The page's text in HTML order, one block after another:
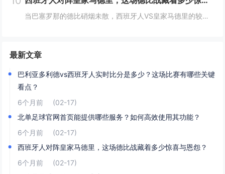
当巴塞罗那的德比硝烟未散，西班牙人VS皇家马德里的较量同样牵动着西甲球迷的心，这场对决不止是积分榜上的博弈，更是加泰罗尼亚“黑马”与马德里“银河战舰”的风格碰撞，背后藏着历史恩怨、战术博弈与球星闪光的多重看点。 历史交锋：皇马的统治与...
最新文章
巴利亚多利德vs西班牙人实时比分是多少？这场比赛有哪些关键
看点？
6个月前
(02-17)
北单足球官网首页能提供哪些服务？如何高效使用其功能？
6个月前
(02-17)
西班牙人对阵皇家马德里，这场德比战藏着多少惊喜与恩怨？
6个月前
(02-17)